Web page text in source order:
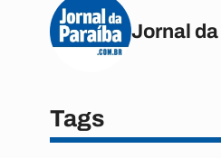
Jornal
Tags